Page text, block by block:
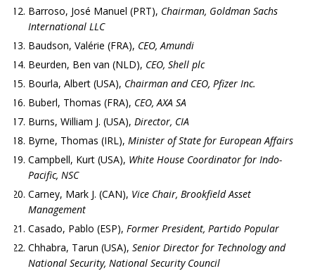
Barroso, José Manuel (PRT), Chairman, Goldman Sachs
International LLC
Baudson, Valérie (FRA), CEO, Amundi
Beurden, Ben van (NLD), CEO, Shell plc
Bourla, Albert (USA), Chairman and CEO, Pfizer Inc.
Buberl, Thomas (FRA), CEO, AXA SA
Burns, William J. (USA), Director, CIA
Byrne, Thomas (IRL), Minister of State for European Affairs
Campbell, Kurt (USA), White House Coordinator for Indo-
Pacific, NSC
Carney, Mark J. (CAN), Vice Chair, Brookfield Asset
Management
Casado, Pablo (ESP), Former President, Partido Popular
Chhabra, Tarun (USA), Senior Director for Technology and
National Security, National Security Council